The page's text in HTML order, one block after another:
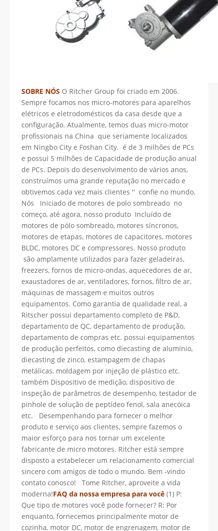
SOBRE NÓS O Ritcher Group foi criado em 2006.
Sempre focamos nos micro-motores para aparelhos
elétricos e eletrodomésticos da casa desde que a
configuração. Atualmente, temos duas micro-motor
profissionais na China que seriamente localizados
em Ningbo City e Foshan City. é de 3 milhões de PCs
e possui 5 milhões de Capacidade de produção anual
de PCs. Depois do desenvolvimento de vários anos,
construímos uma grande reputação no mercado e
obtivemos cada vez mais clientes '' confie no mundo.
Nós Iniciado de motores de polo sombreado no
começo, até agora, nosso produto Incluído de
motores de pólo sombreado, motores síncronos,
motores de etapas, motores de capacitores, motores
BLDC, motores DC e compressores. Nosso produto
são amplamente utilizados para fazer geladeiras,
freezers, fornos de micro-ondas, aquecedores de ar,
exaustadores de ar, ventiladores, fornos, filtro de ar,
máquinas de massagem e muitos outros
equipamentos. Como garantia de qualidade real, a
Ritscher possui departamento completo de P&D,
departamento de QC, departamento de produção,
departamento de compras etc. possui equipamentos
de produção perfeitos, como diecasting de alumínio,
diecasting de zinco, estampagem de chapas
metálicas, moldagem por injeção de plástico etc.
também Dispositivo de medição, dispositivo de
inspeção de parâmetros de desempenho, testador de
pinhole de solução de peptídeo fenol, sala anecóica
etc. Desempenhando para fornecer o melhor
produto e serviço aos clientes, sempre fazemos o
maior esforço para nos tornar um excelente
fabricante de micro motores. Ritcher está sempre
disposto a estabelecer um relacionamento comercial
sincero com amigos de todo o mundo. Bem -vindo
contato conosco! Tome Ritcher, aproveite a vida
moderna!FAQ da nossa empresa para você (1) P:
Que tipo de motores você pode fornecer? R: Por
enquanto, fornecemos principalmente motor de
cozinha, motor DC, motor de engrenagem, motor de